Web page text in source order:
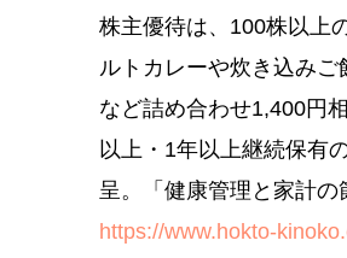
株主優待は、100株以上
ルトカレーや炊き込み
など詰め合わせ1,400円
以上・1年以上継続保有
呈。「健康管理と家計の
https://www.hokto-